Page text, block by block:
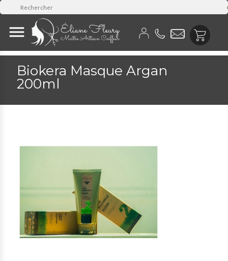

Biokera Masque Argan
200ml